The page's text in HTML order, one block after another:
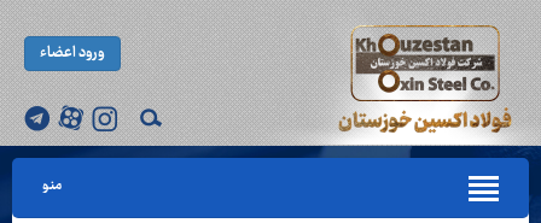
ورود اعضاء
منو